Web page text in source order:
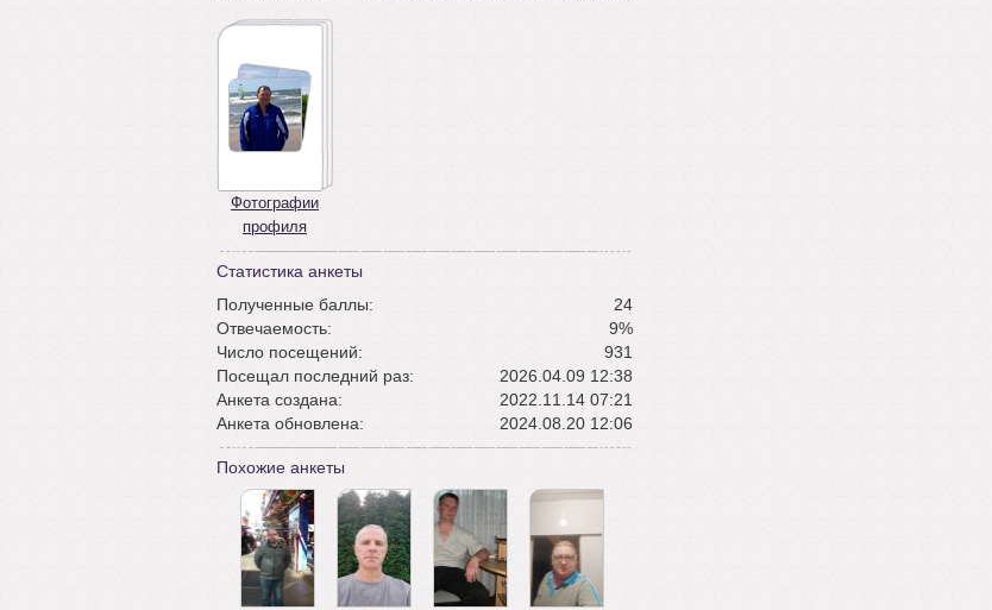
Фотографии
профиля
Статистика анкеты
Полученные баллы:
24
Отвечаемость:
9%
Число посещений:
931
Посещал последний раз:
2026.04.09 12:38
Анкета создана:
2022.11.14 07:21
Анкета обновлена:
2024.08.20 12:06
Похожие анкеты